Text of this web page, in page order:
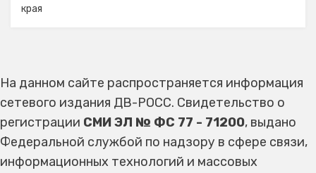
края
На данном сайте распространяется информация
сетевого издания ДВ-РОСС. Свидетельство о
регистрации СМИ ЭЛ № ФС 77 - 71200, выдано
Федеральной службой по надзору в сфере связи,
информационных технологий и массовых